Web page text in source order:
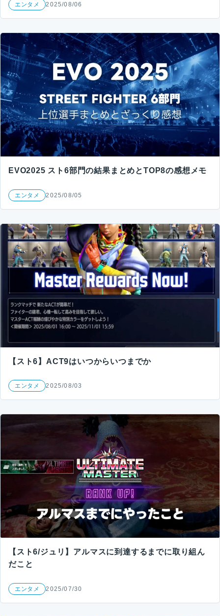
エンタメ 2025/08/06
EVO2025 スト6部門の結果まとめとTOP8の感想メモ
エンタメ 2025/08/05
【スト6】ACT9はいつからいつまでか
エンタメ 2025/08/03
【スト6/ジュリ】アルマスに到達するまでに取り組ん
だこと
エンタメ 2025/07/30